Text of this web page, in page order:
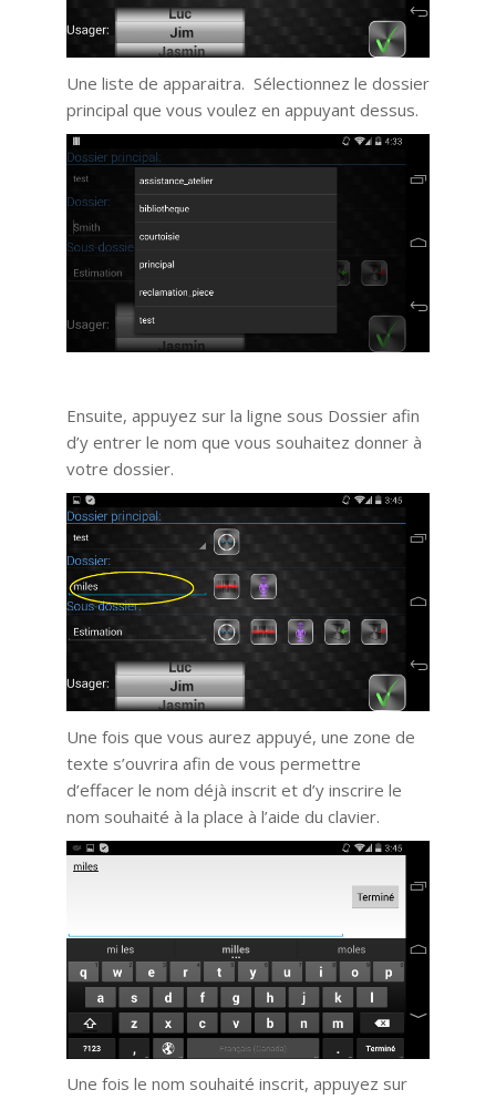
Une liste de apparaitra. Sélectionnez le dossier
principal que vous voulez en appuyant dessus.
Ensuite, appuyez sur la ligne sous Dossier afin
d’y entrer le nom que vous souhaitez donner à
votre dossier.
Une fois que vous aurez appuyé, une zone de
texte s’ouvrira afin de vous permettre
d’effacer le nom déjà inscrit et d’y inscrire le
nom souhaité à la place à l’aide du clavier.
Une fois le nom souhaité inscrit, appuyez sur